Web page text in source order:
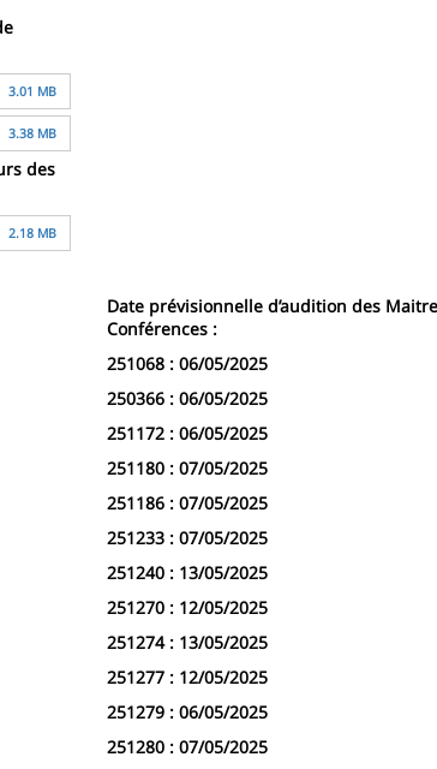
3.01 MB
3.38 MB
des
2.18 MB
Date prévisionnelle d’audition des
Conférences :
251068 : 06/05/2025
250366 : 06/05/2025
251172 : 06/05/2025
251180 : 07/05/2025
251186 : 07/05/2025
251233 : 07/05/2025
251240 : 13/05/2025
251270 : 12/05/2025
251274 : 13/05/2025
251277 : 12/05/2025
251279 : 06/05/2025
251280 : 07/05/2025